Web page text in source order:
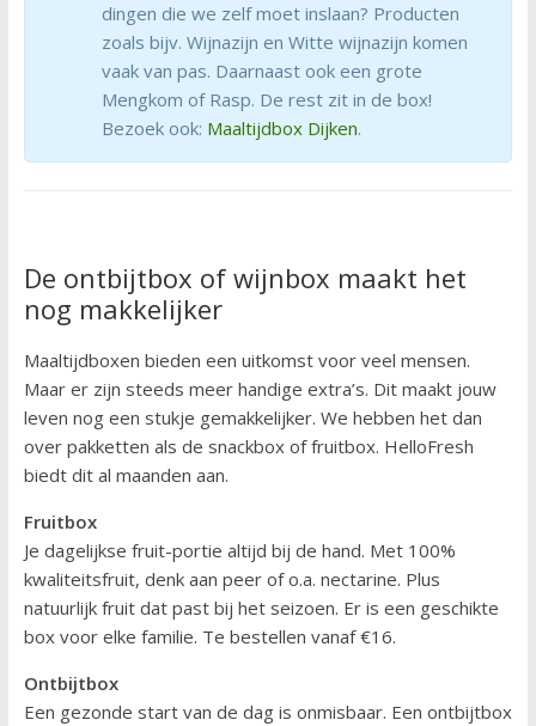
dingen die we zelf moet inslaan? Producten
zoals bijv. Wijnazijn en Witte wijnazijn komen
vaak van pas. Daarnaast ook een grote
Mengkom of Rasp. De rest zit in de box!
Bezoek ook: Maaltijdbox Dijken.
De ontbijtbox of wijnbox maakt het
nog makkelijker
Maaltijdboxen bieden een uitkomst voor veel mensen.
Maar er zijn steeds meer handige extra’s. Dit maakt jouw
leven nog een stukje gemakkelijker. We hebben het dan
over pakketten als de snackbox of fruitbox. HelloFresh
biedt dit al maanden aan.
Fruitbox
Je dagelijkse fruit-portie altijd bij de hand. Met 100%
kwaliteitsfruit, denk aan peer of o.a. nectarine. Plus
natuurlijk fruit dat past bij het seizoen. Er is een geschikte
box voor elke familie. Te bestellen vanaf €16.
Ontbijtbox
Een gezonde start van de dag is onmisbaar. Een ontbijtbox